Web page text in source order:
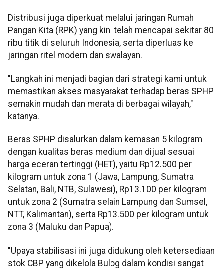
Distribusi juga diperkuat melalui jaringan Rumah
Pangan Kita (RPK) yang kini telah mencapai sekitar 80
ribu titik di seluruh Indonesia, serta diperluas ke
jaringan ritel modern dan swalayan.
"Langkah ini menjadi bagian dari strategi kami untuk
memastikan akses masyarakat terhadap beras SPHP
semakin mudah dan merata di berbagai wilayah,"
katanya.
Beras SPHP disalurkan dalam kemasan 5 kilogram
dengan kualitas beras medium dan dijual sesuai
harga eceran tertinggi (HET), yaitu Rp12.500 per
kilogram untuk zona 1 (Jawa, Lampung, Sumatra
Selatan, Bali, NTB, Sulawesi), Rp13.100 per kilogram
untuk zona 2 (Sumatra selain Lampung dan Sumsel,
NTT, Kalimantan), serta Rp13.500 per kilogram untuk
zona 3 (Maluku dan Papua).
"Upaya stabilisasi ini juga didukung oleh ketersediaan
stok CBP yang dikelola Bulog dalam kondisi sangat